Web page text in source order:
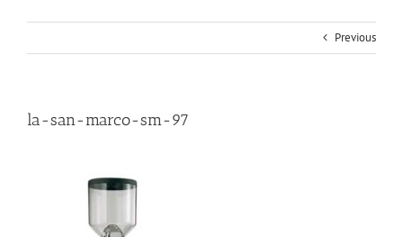
Previous
la-san-marco-sm-97